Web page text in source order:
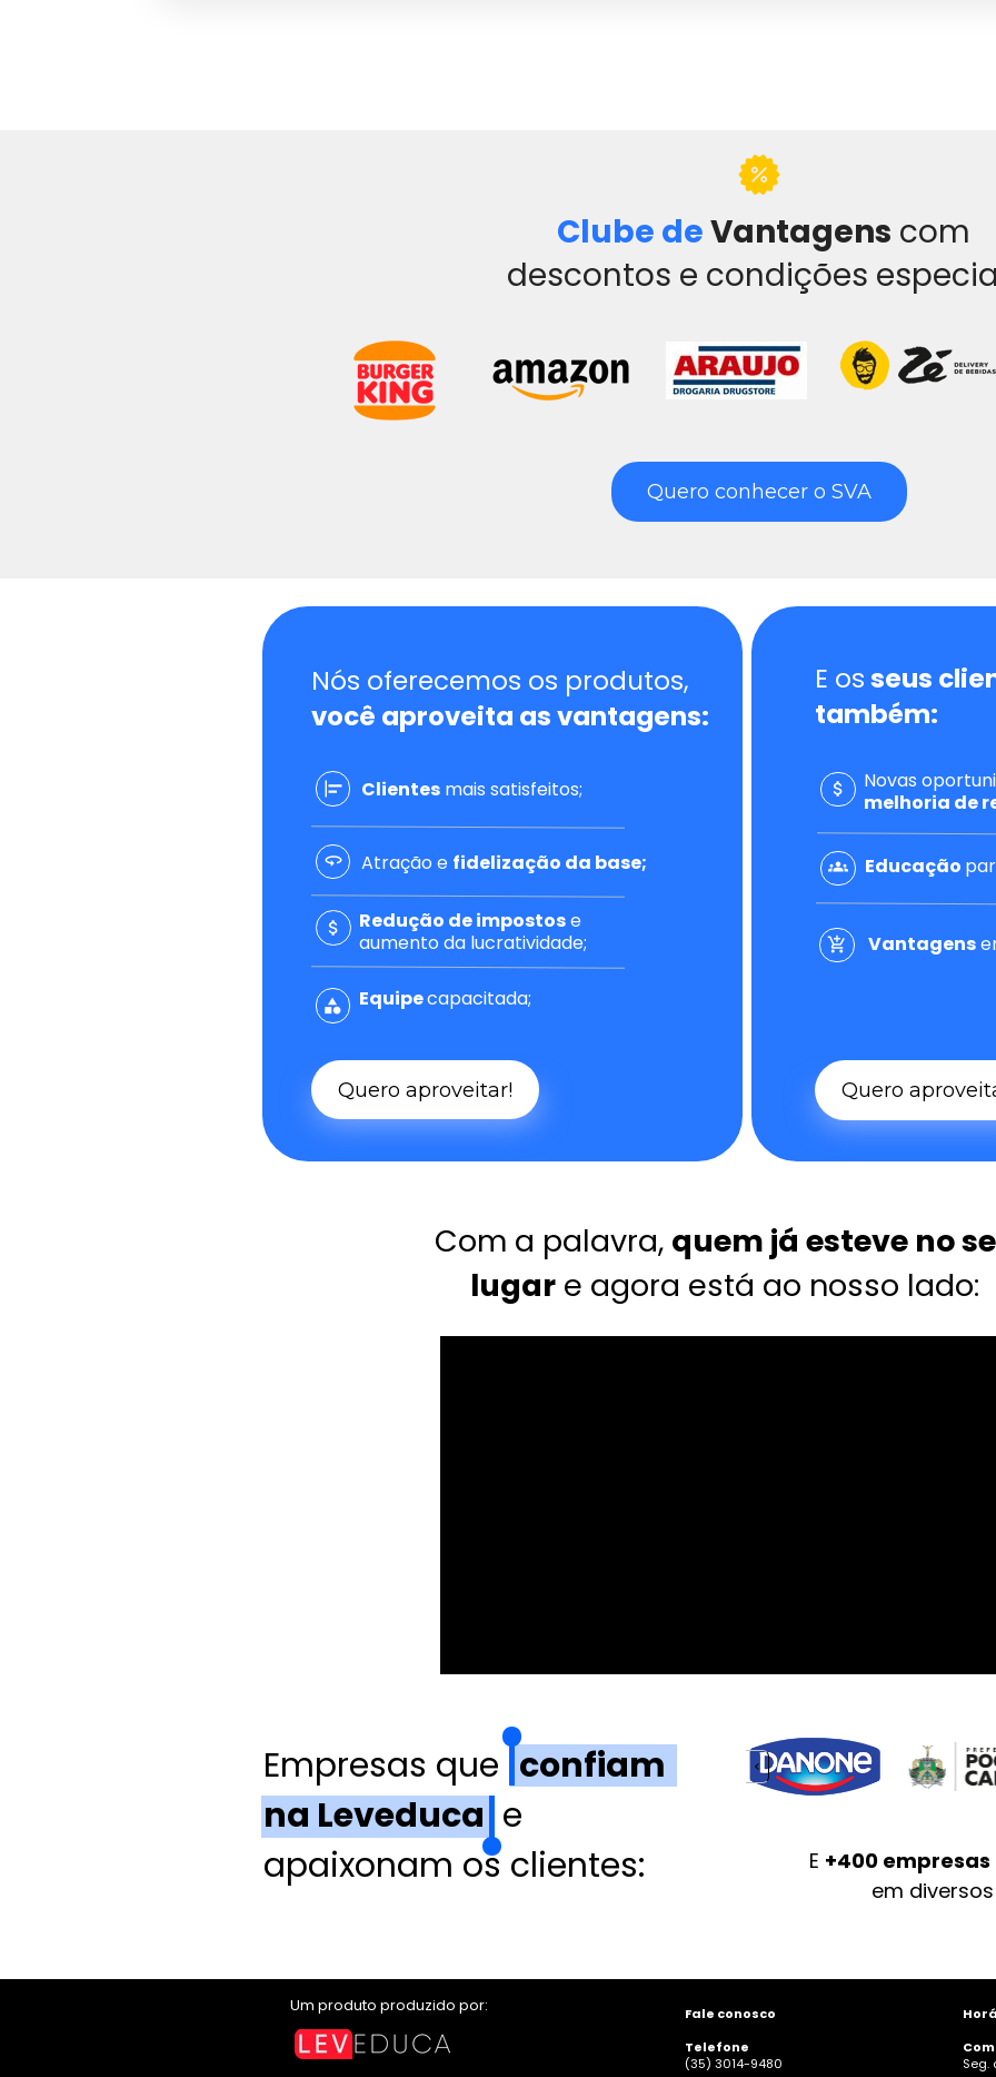
Clube de Vantagens com
descontos e condições
Quero conhecer o SVA
E os seus
também:
você aproveita as vantagens:
melhoria de
Clientes mais satisfeitos;
Atração e fidelização da base; Educação
Redução de impostos e
aumento da lucratividade;
Vantagens
Equipe capacitada;
Quero aproveitar! Quero
Com a palavra, quem já esteve no
lugar e agora está ao nosso lado:
Empresas que
   confiam
na Leveduca
  e
apaixonam os clientes:
E +400
em
Um produto produzido por:
Fale conosco
Telefone
(35) 3014-9480
Seg.